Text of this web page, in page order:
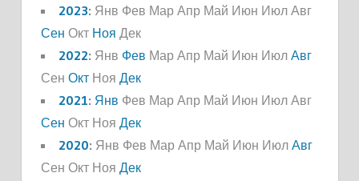
2023: Янв Фев Мар Апр Май Июн Июл Авг
Сен Окт Ноя Дек
2022: Янв Фев Мар Апр Май Июн Июл Авг
Сен Окт Ноя Дек
2021: Янв Фев Мар Апр Май Июн Июл Авг
Сен Окт Ноя Дек
2020: Янв Фев Мар Апр Май Июн Июл Авг
Сен Окт Ноя Дек